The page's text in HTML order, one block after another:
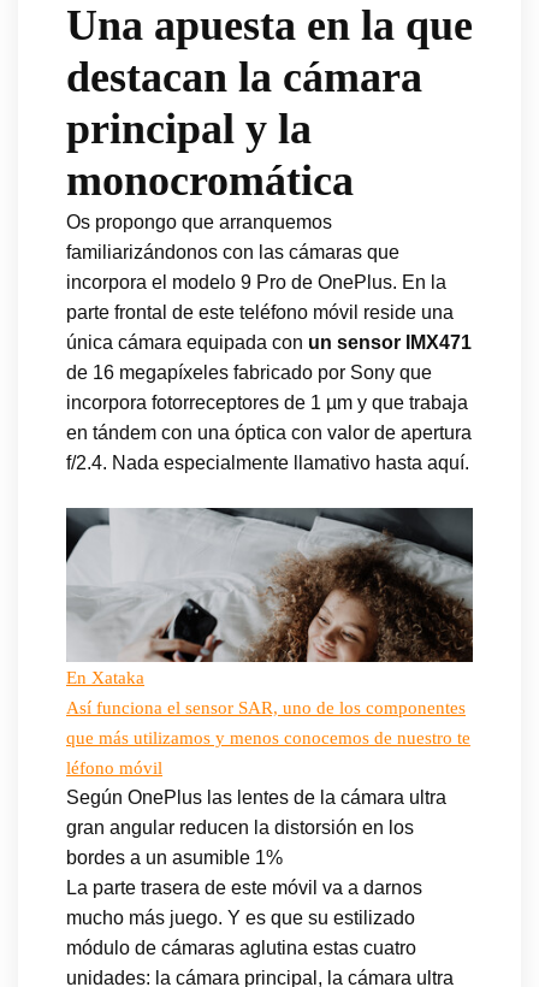
Una apuesta en la que
destacan la cámara
principal y la
monocromática
Os propongo que arranquemos
familiarizándonos con las cámaras que
incorpora el modelo 9 Pro de OnePlus. En la
parte frontal de este teléfono móvil reside una
única cámara equipada con un sensor IMX471
de 16 megapíxeles fabricado por Sony que
incorpora fotorreceptores de 1 µm y que trabaja
en tándem con una óptica con valor de apertura
f/2.4. Nada especialmente llamativo hasta aquí.
En Xataka
Así funciona el sensor SAR, uno de los componentes
que más utilizamos y menos conocemos de nuestro te
léfono móvil
Según OnePlus las lentes de la cámara ultra
gran angular reducen la distorsión en los
bordes a un asumible 1%
La parte trasera de este móvil va a darnos
mucho más juego. Y es que su estilizado
módulo de cámaras aglutina estas cuatro
unidades: la cámara principal, la cámara ultra